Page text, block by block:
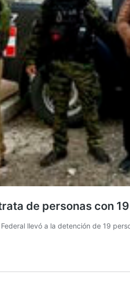
de personas con
llevó a la detención de 19